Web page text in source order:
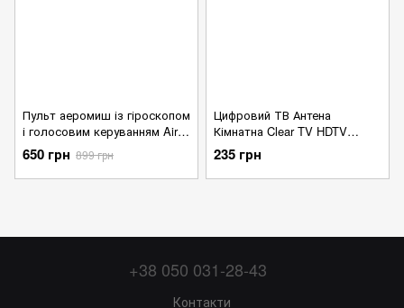
Пульт аеромиш із гіроскопом
і голосовим керуванням Air
Mouse G21S
650 грн 899 грн
Цифровий ТВ Антена
Кімнатна Clear TV HDTV
Digital
235 грн
+38 050 031-28-43
Контакти